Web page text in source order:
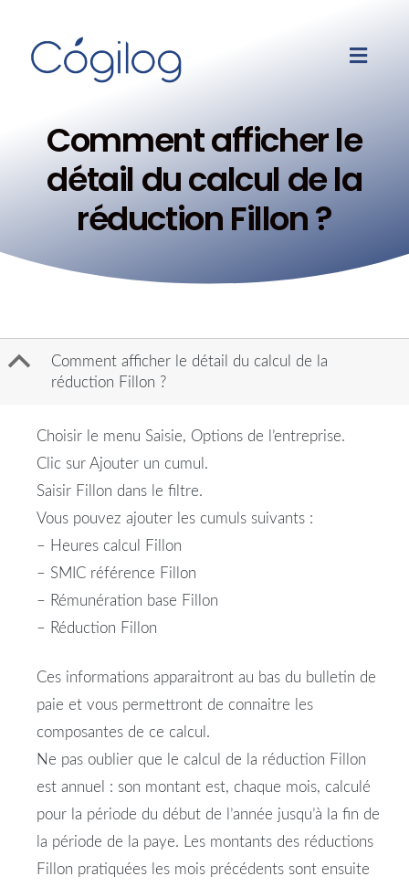
Comment afficher le
détail du calcul de la
réduction Fillon ?
B
Comment afficher le détail du calcul de la
réduction Fillon ?
Choisir le menu Saisie, Options de l’entreprise.
Clic sur Ajouter un cumul.
Saisir Fillon dans le filtre.
Vous pouvez ajouter les cumuls suivants :
– Heures calcul
Fillon
– SMIC référence Fillon
– Rémunération base Fillon
– Réduction Fillon
Ces informations apparaitront au bas du bulletin de
paie et vous permettront de connaitre les
composantes de ce calcul .
Ne pas oublier que le calcul de la réduction Fillon
est annuel : son montant est, chaque mois, calculé
pour la période du début de l’année jusqu’à la fin de
la période de la paye. Les montants des réductions
Fillon pratiquées les mois précédents sont ensuite